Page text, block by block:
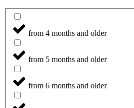
from 4 months and older
from 5 months and older
from 6 months and older